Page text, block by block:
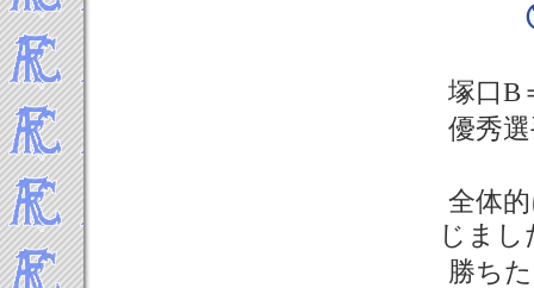
塚口B
優秀
全体
じま
勝ち